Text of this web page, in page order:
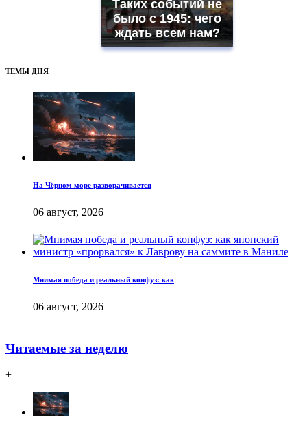
Таких событий не
было с 1945: чего
ждать всем нам?
ТЕМЫ ДНЯ
На Чёрном море разворачивается
06 август, 2026
Мнимая победа и реальный конфуз: как
06 август, 2026
Читаемые за неделю
+